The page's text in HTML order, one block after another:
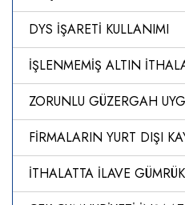
DYS İŞARETİ KULLANIMI
ZORUNLU GÜZERGAH